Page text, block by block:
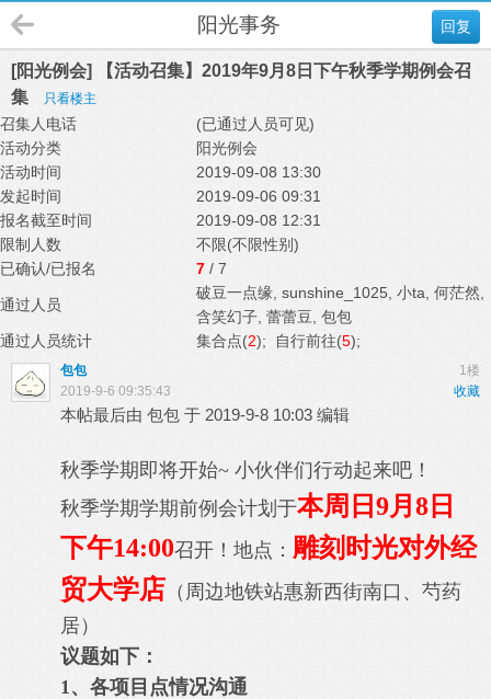
回复
阳光事务
[阳光例会] 【活动召集】2019年9月8日下午秋季学期例会召
集
只看楼主
召集人电话
(已通过人员可见)
活动分类
阳光例会
活动时间
2019-09-08 13:30
发起时间
2019-09-06 09:31
报名截至时间
2019-09-08 12:31
限制人数
不限(不限性别)
已确认/已报名
7 / 7
通过人员
破豆一点缘 sunshine_1025 小ta 何茫然
含笑幻子 蕾蕾豆 包包
通过人员统计
集合点(2); 自行前往(5);
1楼
包包
收藏
2019-9-6 09:35:43
本帖最后由 包包 于 2019-9-8 10:03 编辑
秋季学期即将开始~ 小伙伴们行动起来吧！
秋季学期学期前例会计划于本周日9月8日
下午14:00召开！ 地点： 雕刻时光对外经
贸大学店 （周边地铁站惠新西街南口、芍药
居）
议题如下：
1、各项目点情况沟通